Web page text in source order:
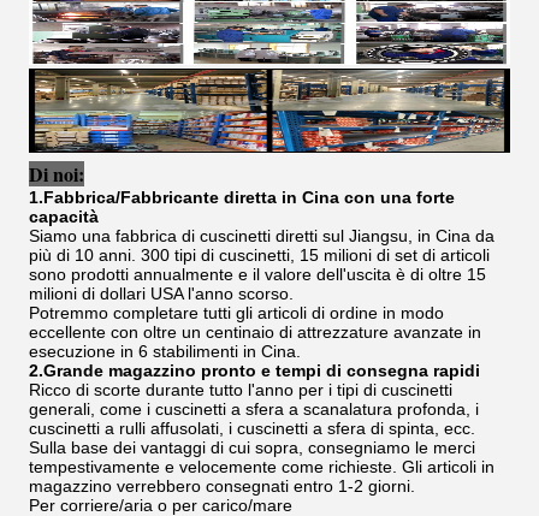
Di noi:
1.Fabbrica/Fabbricante diretta in Cina con una forte
capacità
Siamo una fabbrica di cuscinetti diretti sul Jiangsu, in Cina da
più di 10 anni. 300 tipi di cuscinetti, 15 milioni di set di articoli
sono prodotti annualmente e il valore dell'uscita è di oltre 15
milioni di dollari USA l'anno scorso.
Potremmo completare tutti gli articoli di ordine in modo
eccellente con oltre un centinaio di attrezzature avanzate in
esecuzione in 6 stabilimenti in Cina.
2.Grande magazzino pronto e tempi di consegna rapidi
Ricco di scorte durante tutto l'anno per i tipi di cuscinetti
generali, come i cuscinetti a sfera a scanalatura profonda, i
cuscinetti a rulli affusolati, i cuscinetti a sfera di spinta, ecc.
Sulla base dei vantaggi di cui sopra, consegniamo le merci
tempestivamente e velocemente come richieste. Gli articoli in
magazzino verrebbero consegnati entro 1-2 giorni.
Per corriere/aria o per carico/mare